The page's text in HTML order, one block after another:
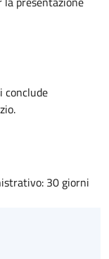
conclude
30 giorni